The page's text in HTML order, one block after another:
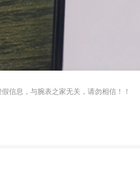
信息，与腕表之家无关，请勿相信！！